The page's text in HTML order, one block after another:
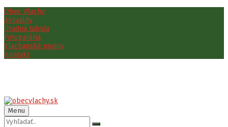
Preskočiť
na
obsah
Preskočiť
na
ľavý
panel
Preskočiť
na
pravý
panel
Preskočiť
na
pätičku
Obec Vlachy
Aktuality
Úradná tabuľa
Fotogaléria
Vlachanské noviny
Kontakt
Menu
Vyhľadávanie: